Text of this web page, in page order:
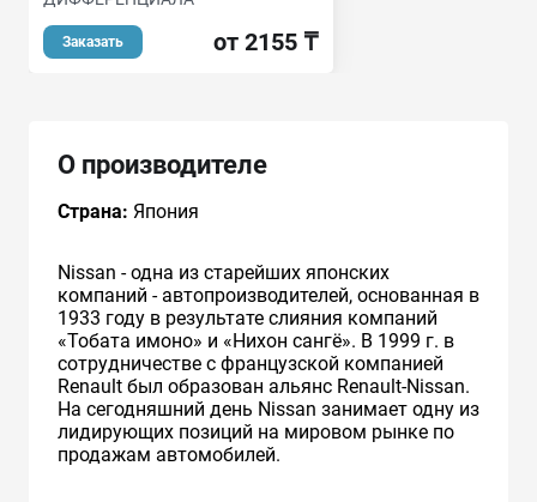
Заказать от 2155 ₸
О производителе
Страна: Япония
Nissan - одна из старейших японских
компаний - автопроизводителей, основанная в
1933 году в результате слияния компаний
«Тобата имоно» и «Нихон сангё». В 1999 г. в
сотрудничестве с французcкой компанией
Renault был образован альянс Renault-Nissan.
На сегодняшний день Nissan занимает одну из
лидирующих позиций на мировом рынке по
продажам автомобилей.